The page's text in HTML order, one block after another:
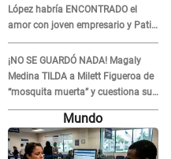
López habría ENCONTRADO el
amor con joven empresario y Pati
Lorena la ECHA en VIVO
¡NO SE GUARDÓ NADA! Magaly
Medina TILDA a Milett Figueroa de
“mosquita muerta” y cuestiona su
RECONCILIACIÓN con Marcelo
Tinelli en TV argentina
Mundo